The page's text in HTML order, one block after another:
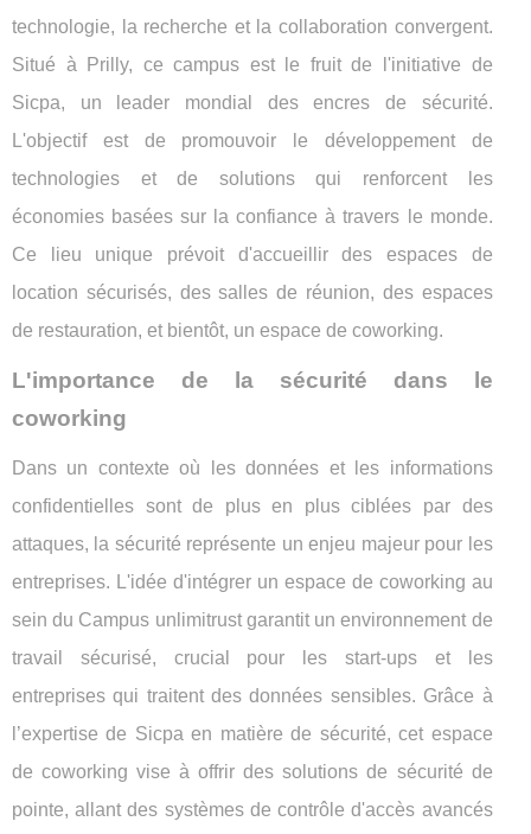
technologie, la recherche et la collaboration convergent.
Situé à Prilly, ce campus est le fruit de l'initiative de
Sicpa, un leader mondial des encres de sécurité.
L'objectif est de promouvoir le développement de
technologies et de solutions qui renforcent les
économies basées sur la confiance à travers le monde.
Ce lieu unique prévoit d'accueillir des espaces de
location sécurisés, des salles de réunion, des espaces
de restauration, et bientôt, un espace de coworking.
L'importance de la sécurité dans le
coworking
Dans un contexte où les données et les informations
confidentielles sont de plus en plus ciblées par des
attaques, la sécurité représente un enjeu majeur pour les
entreprises. L'idée d'intégrer un espace de coworking au
sein du Campus unlimitrust garantit un environnement de
travail sécurisé, crucial pour les start-ups et les
entreprises qui traitent des données sensibles. Grâce à
l’expertise de Sicpa en matière de sécurité, cet espace
de coworking vise à offrir des solutions de sécurité de
pointe, allant des systèmes de contrôle d'accès avancés